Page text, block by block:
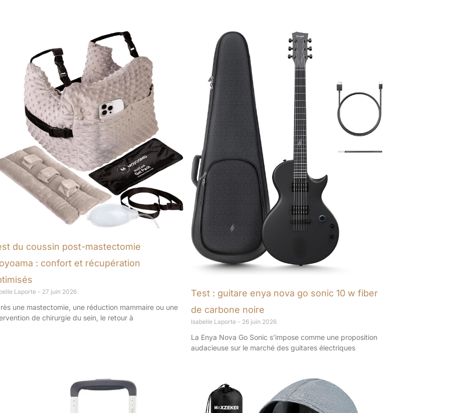
du coussin post-mastectomie
: confort et récupération
Laporte 27 juin 2026
une mastectomie, une réduction mammaire ou une
de chirurgie du sein, le retour à
Test : guitare enya nova go sonic 10 w fiber
de carbone noire
Isabelle Laporte 26 juin 2026
La Enya Nova Go Sonic s’impose comme une proposition
audacieuse sur le marché des guitares électriques